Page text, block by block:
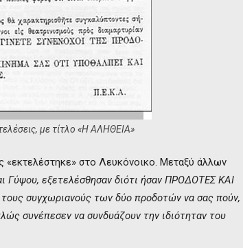
με τίτλο «Η ΑΛΗΘΕΙΑ»
στο Λευκόνοικο. Μεταξύ άλλων
Γύψου, εξετελέσθησαν διότι ήσαν ΠΡΟΔΟΤΕΣ ΚΑΙ
συγχωριανούς των δύο προδοτών να σας πούν,
συνέπεσεν να συνδυάζουν την ιδιότηταν του